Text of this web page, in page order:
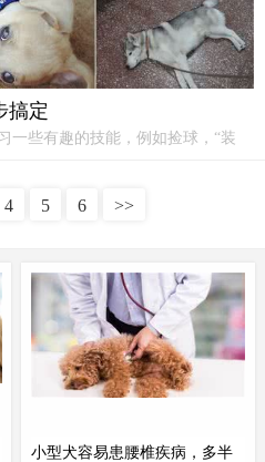
搞定
一些有趣的技能，例如捡球，“装
要多和狗狗玩耍、接触，这样狗狗
狗狗简单的技能比如坐、趴、握手
4 5 6 >>
小型犬容易患腰椎疾病，多半